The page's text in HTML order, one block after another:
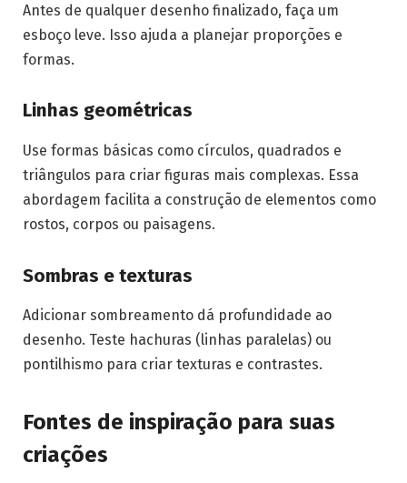
Antes de qualquer desenho finalizado, faça um
esboço leve. Isso ajuda a planejar proporções e
formas.
Linhas geométricas
Use formas básicas como círculos, quadrados e
triângulos para criar figuras mais complexas. Essa
abordagem facilita a construção de elementos como
rostos, corpos ou paisagens.
Sombras e texturas
Adicionar sombreamento dá profundidade ao
desenho. Teste hachuras (linhas paralelas) ou
pontilhismo para criar texturas e contrastes.
Fontes de inspiração para suas
criações